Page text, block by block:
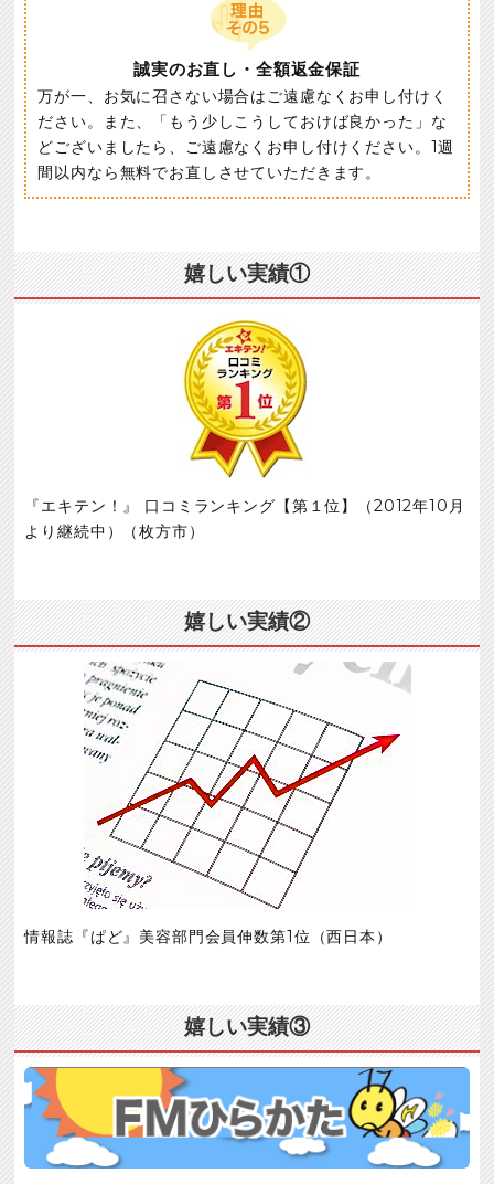
誠実のお直し・全額返金保証
万が一、お気に召さない場合はご遠慮なくお申し付けく
ださい。また、「もう少しこうしておけば良かった」な
どございましたら、ご遠慮なくお申し付けください。1週
間以内なら無料でお直しさせていただきます。
嬉しい実績①
『エキテン！』 口コミランキング【第１位】（2012年10月
より継続中）（枚方市）
嬉しい実績②
情報誌『ぱど』美容部門会員伸数第1位（西日本）
嬉しい実績③